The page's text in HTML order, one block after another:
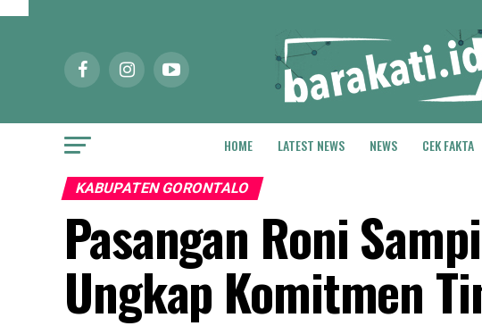
HOME LATEST NEWS NEWS CEK FAKTA
KABUPATEN GORONTALO
Pasangan Roni
Ungkap Komitmen